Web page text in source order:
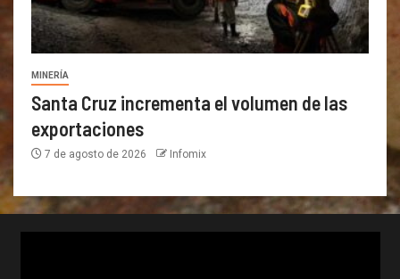
MINERÍA
Santa Cruz incrementa el volumen de las
exportaciones
7 de agosto de 2026 Infomix